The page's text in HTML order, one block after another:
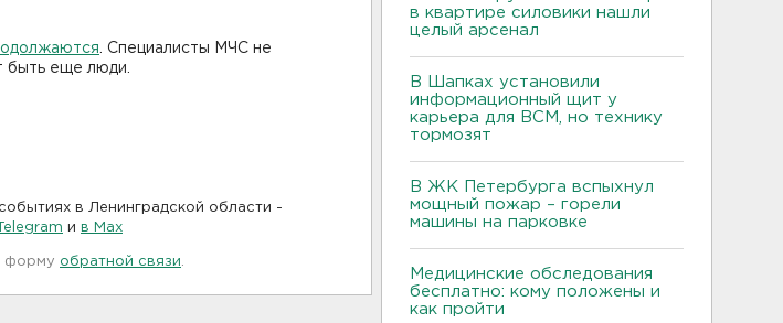
. Специалисты МЧС не
быть еще люди.
в Ленинградской области -
и в Maх
форму обратной связи
в квартире силовики нашли
целый арсенал
В Шапках установили
информационный щит у
карьера для ВСМ, но технику
тормозят
В ЖК Петербурга вспыхнул
мощный пожар – горели
машины на парковке
Медицинские обследования
бесплатно: кому положены и
как пройти